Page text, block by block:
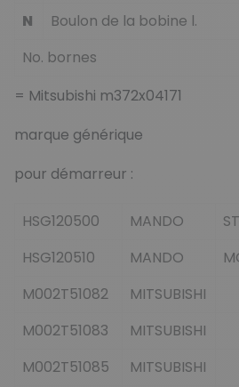
N
Boulon de la bobine l.
No. bornes
= Mitsubishi m372x04171
marque générique
pour démarreur :
HSG120500 MANDO
HSG120510
MANDO
M002T51082
MITSUBISHI
M002T51083
MITSUBISHI
M002T51085
MITSUBISHI